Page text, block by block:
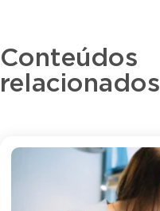
Conteúdos
relacionados